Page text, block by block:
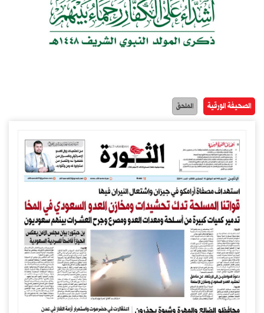
الصحيفة الورقية الملحق